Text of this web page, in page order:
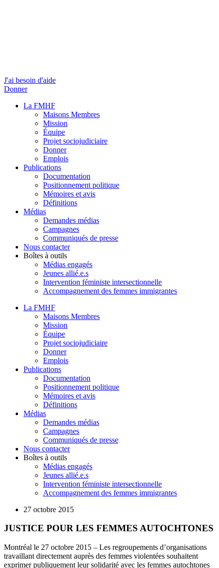
J'ai besoin d'aide
Donner
La FMHF
Maisons Membres
Mission
Équipe
Projet sociojudiciaire
Donner
Emplois
Publications
Documentation
Positionnement politique
Mémoires et avis
Définitions
Médias
Demandes médias
Campagnes
Communiqués de presse
Nous contacter
Boîtes à outils
Médias engagés
Jeunes allié.e.s
Intervention féministe intersectionnelle
Accompagnement des femmes immigrantes
La FMHF
Maisons Membres
Mission
Équipe
Projet sociojudiciaire
Donner
Emplois
Publications
Documentation
Positionnement politique
Mémoires et avis
Définitions
Médias
Demandes médias
Campagnes
Communiqués de presse
Nous contacter
Boîtes à outils
Médias engagés
Jeunes allié.e.s
Intervention féministe intersectionnelle
Accompagnement des femmes immigrantes
27 octobre 2015
JUSTICE POUR LES FEMMES AUTOCHTONES
Montréal le 27 octobre 2015 – Les regroupements d’organisations
travaillant directement auprès des femmes violentées souhaitent
exprimer publiquement leur solidarité avec les femmes autochtones